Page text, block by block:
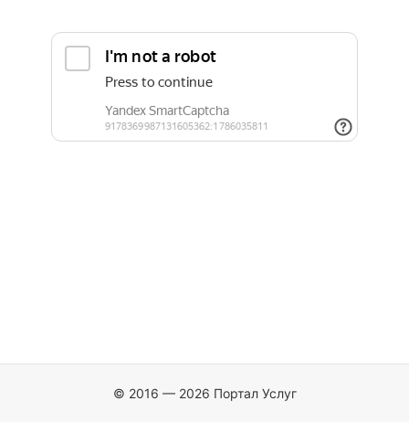
© 2016 — 2026 Портал Услуг